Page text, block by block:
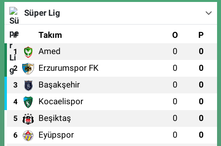
Süper Lig
# Takım O P
1 Amed 0 0
2 Erzurumspor FK 0 0
3 Başakşehir 0 0
4 Kocaelispor 0 0
5 Beşiktaş 0 0
6 Eyüpspor 0 0